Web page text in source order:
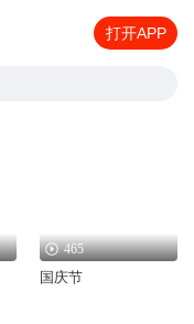
打开APP
465
国庆节